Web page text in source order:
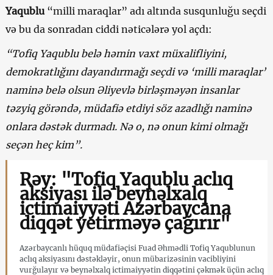
Yaqublu“milli maraqlar” adı altında susqunluğu seçdi
və bu da sonradan ciddi nəticələrə yol açdı:
“Tofiq Yaqublu belə həmin vaxt müxalifliyini,
demokratlığını dayandırmağı seçdi və ‘milli maraqlar’
naminə belə olsun Əliyevlə birləşməyən insanlar
təzyiq görəndə, müdafiə etdiyi söz azadlığı naminə
onlara dəstək durmadı. Nə o, nə onun kimi olmağı
seçən heç kim”.
Rəy: "Tofiq Yaqublu aclıq
aksiyası ilə beynəlxalq
ictimaiyyəti Azərbaycana
diqqət yetirməyə çağırır"
Azərbaycanlı hüquq müdafiəçisi Fuad Əhmədli Tofiq Yaqublunun
aclıq aksiyasını dəstəkləyir, onun mübarizəsinin vacibliyini
vurğulayır və beynəlxalq ictimaiyyətin diqqətini çəkmək üçün aclıq